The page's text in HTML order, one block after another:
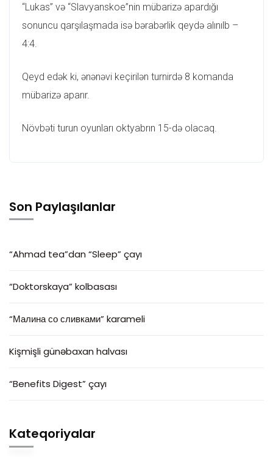
“Lukas” və “Slavyanskoe”nin mübarizə apardığı
sonuncu qarşılaşmada isə bərabərlik qeydə alınılb –
4:4.
Qeyd edək ki, ənənəvi keçirilən turnirdə 8 komanda
mübarizə aparır.
Növbəti turun oyunları oktyabrın 15-də olacaq.
Son Paylaşılanlar
“Ahmad tea”dan “Sleep” çayı
“Doktorskaya” kolbasası
“Малина со сливками” karameli
Kişmişli günəbaxan halvası
“Benefits Digest” çayı
Kateqoriyalar